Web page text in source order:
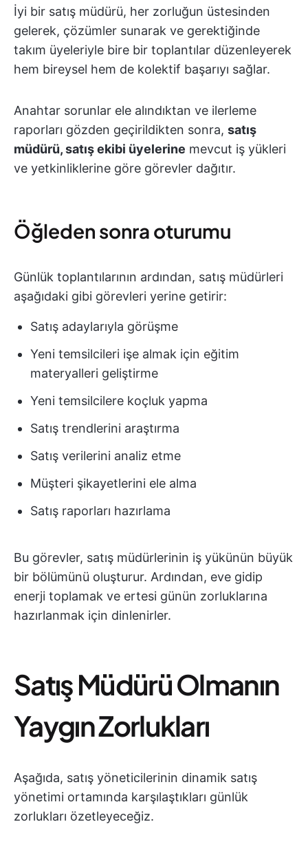
İyi bir satış müdürü, her zorluğun üstesinden
gelerek, çözümler sunarak ve gerektiğinde
takım üyeleriyle bire bir toplantılar düzenleyerek
hem bireysel hem de kolektif başarıyı sağlar.
Anahtar sorunlar ele alındıktan ve ilerleme
raporları gözden geçirildikten sonra, satış
müdürü, satış ekibi üyelerine mevcut iş yükleri
ve yetkinliklerine göre görevler dağıtır.
Öğleden sonra oturumu
Günlük toplantılarının ardından, satış müdürleri
aşağıdaki gibi görevleri yerine getirir:
Satış adaylarıyla görüşme
Yeni temsilcileri işe almak için eğitim
materyalleri geliştirme
Yeni temsilcilere koçluk yapma
Satış trendlerini araştırma
Satış verilerini analiz etme
Müşteri şikayetlerini ele alma
Satış raporları hazırlama
Bu görevler, satış müdürlerinin iş yükünün büyük
bir bölümünü oluşturur. Ardından, eve gidip
enerji toplamak ve ertesi günün zorluklarına
hazırlanmak için dinlenirler.
Satış Müdürü Olmanın
Yaygın Zorlukları
Aşağıda, satış yöneticilerinin dinamik satış
yönetimi ortamında karşılaştıkları günlük
zorlukları özetleyeceğiz.